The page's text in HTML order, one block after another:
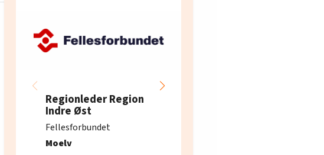
Regionleder Region
Indre Øst
Fellesforbundet
Moelv